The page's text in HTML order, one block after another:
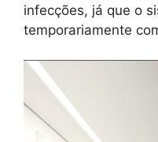
infecções, já que o
temporariamente